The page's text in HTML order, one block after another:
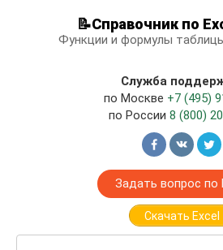
📝Справочник по
Функции и формулы
Служба
по Москве +7 (495)
по России 8 (800)
Задать вопрос по
Скачать Excel
Поиск: